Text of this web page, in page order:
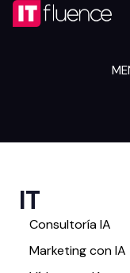
IT
Consultoría IA
Marketing con IA